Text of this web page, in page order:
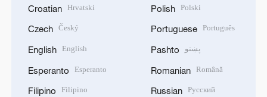
Croatian Hrvatski
Czech Český
English English
Esperanto Esperanto
Filipino Filipino
Polish Polski
Portuguese Português
Pashto پښتو
Romanian Română
Russian Русский